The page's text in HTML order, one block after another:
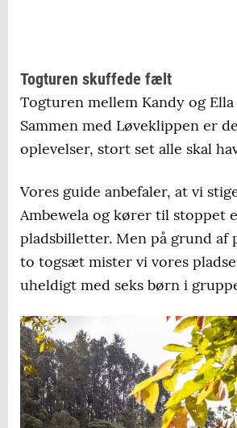
Togturen skuffede fælt
Togturen mellem Kandy og
Sammen med Løveklippen er
oplevelser, stort set alle skal
Vores guide anbefaler, at vi
Ambewela og kører til stoppet
pladsbilletter. Men på grund af
to togsæt mister vi vores
uheldigt med seks børn i